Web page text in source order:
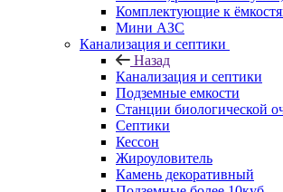
Комплектующие к
Мини АЗС
Канализация и септики
Назад
Канализация и септики
Подземные емкости
Станции биологической
Септики
Кессон
Жироуловитель
Камень декоративный